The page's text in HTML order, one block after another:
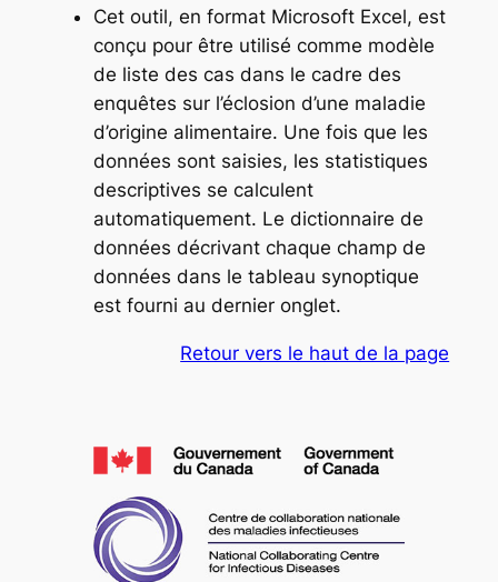
Cet outil, en format Microsoft Excel, est
conçu pour être utilisé comme modèle
de liste des cas dans le cadre des
enquêtes sur l’éclosion d’une maladie
d’origine alimentaire. Une fois que les
données sont saisies, les statistiques
descriptives se calculent
automatiquement. Le dictionnaire de
données décrivant chaque champ de
données dans le tableau synoptique
est fourni au dernier onglet.
Retour vers le haut de la page